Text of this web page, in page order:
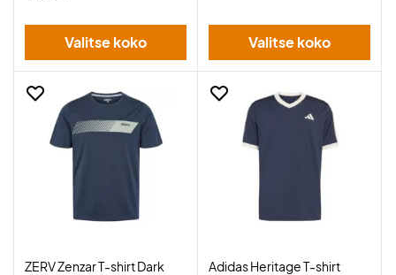
Valitse koko Valitse koko
ZERV Zenzar T-shirt Dark
Adidas Heritage T-shirt